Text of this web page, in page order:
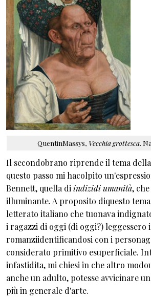
QuentinMassys, Vecchia grottesca.
Il secondobrano riprende il tema
questo passo mi hacolpito
Bennett, quella diindizidi umanità,
illuminante. A proposito diquesto
letterato italiano che tuonava
i ragazzi di oggi (di oggi?) leggessero i
romanziidentificandosi con i
considerato primitivo esuperficiale.
infastidita, mi chiesi in che altro
anche un adulto, potesse avvicinare
più in generale d'arte.